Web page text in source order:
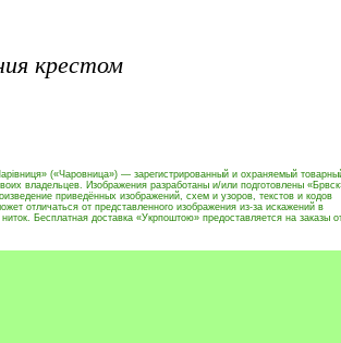
крестом
(«Чаровница») — зарегистрированный и охраняемый
владельцев. Изображения разработаны и/или подготовлены
приведённых изображений, схем и узоров, текстов и кодов
отличаться от представленного изображения из-за искажений в
Бесплатная доставка «Укрпоштою» предоставляется на заказы